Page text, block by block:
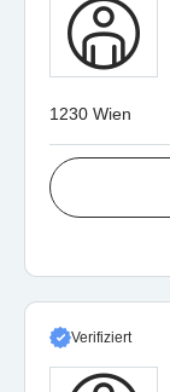
1230 Wien
Verifiziert